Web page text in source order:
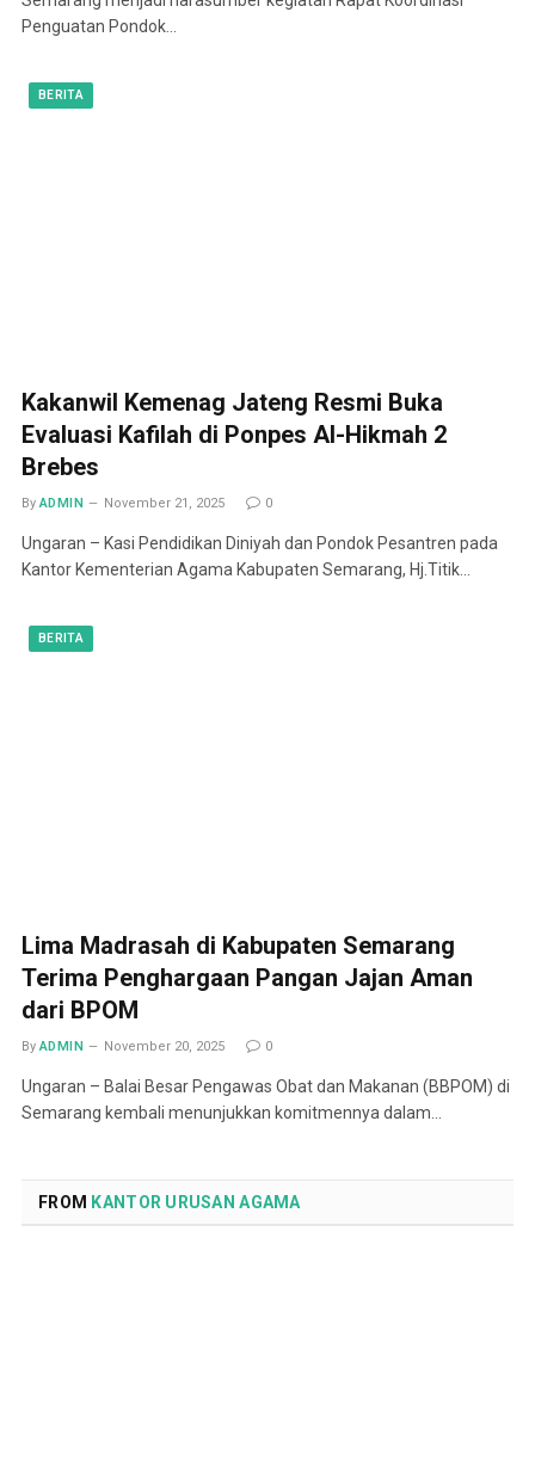
Penguatan Pondok…
BERITA
Kakanwil Kemenag Jateng Resmi Buka
Evaluasi Kafilah di Ponpes Al-Hikmah 2
Brebes
By ADMIN November 21, 2025 0
Ungaran – Kasi Pendidikan Diniyah dan Pondok Pesantren pada
Kantor Kementerian Agama Kabupaten Semarang, Hj.Titik…
BERITA
Lima Madrasah di Kabupaten Semarang
Terima Penghargaan Pangan Jajan Aman
dari BPOM
By ADMIN November 20, 2025 0
Ungaran – Balai Besar Pengawas Obat dan Makanan (BBPOM) di
Semarang kembali menunjukkan komitmennya dalam…
FROM KANTOR URUSAN AGAMA